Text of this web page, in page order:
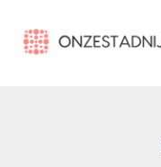
onzestadnijmegen.nl